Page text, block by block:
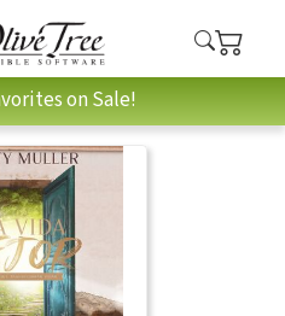
on Sale!